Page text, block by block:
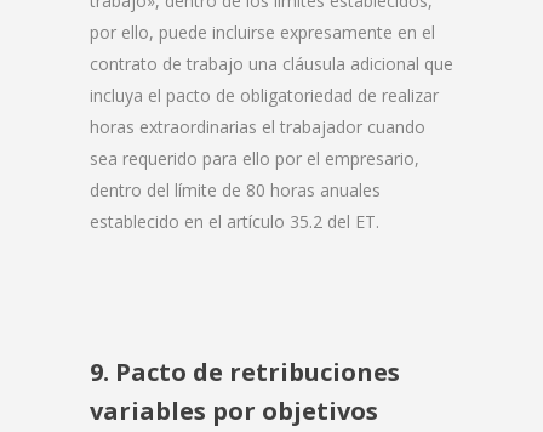
por ello, puede incluirse expresamente en el
contrato de trabajo una cláusula adicional que
incluya el pacto de obligatoriedad de realizar
horas extraordinarias el trabajador cuando
sea requerido para ello por el empresario,
dentro del límite de 80 horas anuales
establecido en el artículo 35.2 del ET.
9. Pacto de retribuciones
variables por objetivos